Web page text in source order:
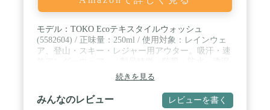
モデル：TOKO Ecoテキスタイルウォッシュ
(5582604) / 正味量：250ml / 使用対象：レインウェ
ア、登山・スキー・レジャー用アウター。吸汗・速
性アウターや吸汗・速乾性アンダーウェアの機能を
引き立てる液体洗剤。機能性を阻害する柔軟剤、蛍
光増白剤、リン酸塩は使用していません。 / 使用量
目安：水10リットルに対して約25ml(容器蓋の半分
続きを見る
みんなのレビュー レビューを書く